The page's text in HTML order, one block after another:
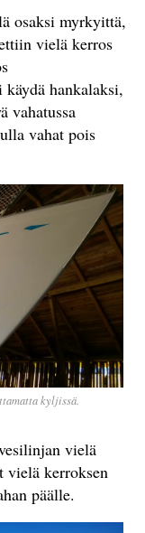
osaksi myrkyittä,
vielä kerros
hankalaksi,
vahatussa
vahat pois
kyljissä.
vielä
vielä kerroksen
päälle.